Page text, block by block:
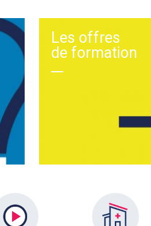
Les offres
de formation